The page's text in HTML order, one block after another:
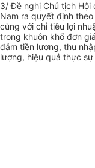
3/ Đề nghị Chủ tịch Hội
Nam ra quyết định
cùng với chỉ tiêu lợi
trong khuôn khổ đơn
đảm tiền lương, thu
lượng, hiệu quả thực